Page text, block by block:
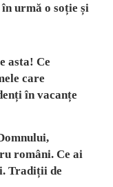
urmă o soție și
asta! Ce
care
în vacanțe
români. Ce ai
Tradiții de